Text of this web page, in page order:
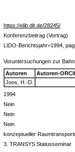
https://elib.dlr.de/28245/
Konferenzbeitrag (Vortrag)
LIDO-Berichtsjahr=1994,
Voruntersuchungen zur
Autoren
Autoren-
Joos, H.-D.
1994
Nein
Nein
Nein
konzeptueller
3. TRANSYS Statusseminar